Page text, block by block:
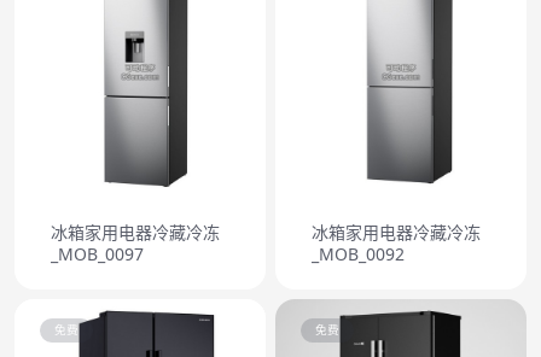
冰箱家用电器冷藏冷冻
_MOB_0097
冰箱家用电器冷藏冷冻
_MOB_0092
免费 免费